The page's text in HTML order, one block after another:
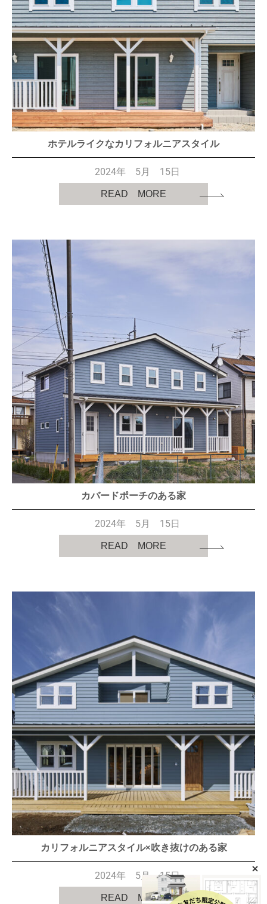
ホテルライクなカリフォルニアスタイル
2024年 5月 15日
READ MORE
カバードポーチのある家
2024年 5月 15日
READ MORE
カリフォルニアスタイル×吹き抜けのある家
2024年 5月 15日
READ MORE